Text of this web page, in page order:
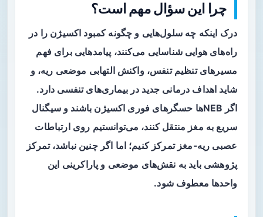
چرا این سؤال مهم است؟
درک اینکه چه سلول‌هایی و چگونه کمبود اکسیژن را در
راه‌های هوایی شناسایی می‌کنند، پیامدهایی برای فهم
مسیرهای تنظیم تنفس، واکنش التهابی موضعی ریه، و
شاید اهداف درمانی جدید در بیماری‌های تنفسی دارد.
اگر NEBها حسگرهای فوری اکسیژن باشند و سیگنال
سریع به مغز منتقل کنند، می‌توانستیم روی ارتباطات
عصبی ریه-مغز تمرکز کنیم؛ اما اگر چنین نباشد، تمرکز
پژوهشی باید به نقش‌های موضعی و پاراکرینی این
واحدها معطوف شود.